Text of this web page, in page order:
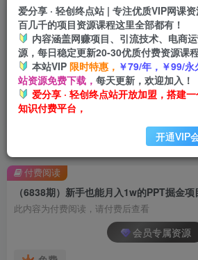
加入会员享受权益福利
此内容为付费阅读，请付费后查看
会员专属资源
付费阅读
爱分享 · 轻创终点站 | 专注优质VIP网课
百几千的项目资源课程这里全部都有！
内容涵盖网赚项目、引流技术、电商
源，每日稳定更新20-30优质付费资源课
本站VIP 限时特惠， ￥79/年，￥99/永
站资源免费下载， 每天更新，欢迎加入！
爱分享 · 轻创终点站开放加盟，搭建
知识付费平台，
开通VIP